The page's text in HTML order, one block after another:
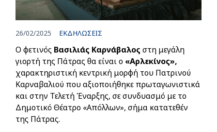
26/02/2025 ΕΚΔΗΛΩΣΕΙΣ
Ο φετινός Βασιλιάς Καρνάβαλος στη μεγάλη
γιορτή της Πάτρας θα είναι ο «Αρλεκίνος»,
χαρακτηριστική κεντρική μορφή του Πατρινού
Καρναβαλιού που αξιοποιήθηκε πρωταγωνιστικά
και στην Τελετή Έναρξης, σε συνδυασμό με το
Δημοτικό Θέατρο «Απόλλων», σήμα κατατεθέν
της Πάτρας.